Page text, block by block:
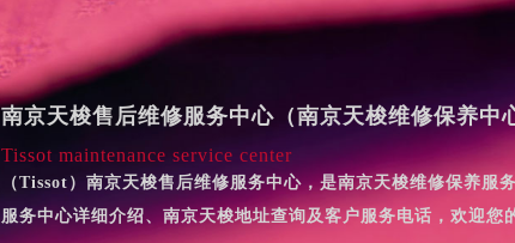
南京天梭售后维修服务中心（南京天梭维修保养中
Tissot maintenance service center
（Tissot）南京天梭售后维修服务中心，是南京天梭维修保养
服务中心详细介绍、南京天梭地址查询及客户服务电话，欢迎您